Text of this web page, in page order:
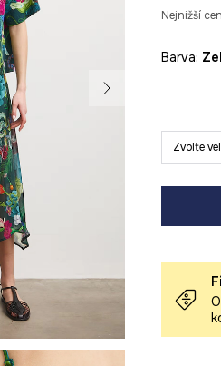
Nejnižší
Barva:
Zvolte